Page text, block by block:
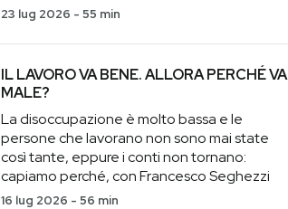
23 lug 2026 - 55 min
IL LAVORO VA BENE. ALLORA PERCHÉ VA
MALE?
La disoccupazione è molto bassa e le
persone che lavorano non sono mai state
così tante, eppure i conti non tornano:
capiamo perché, con Francesco Seghezzi
16 lug 2026 - 56 min